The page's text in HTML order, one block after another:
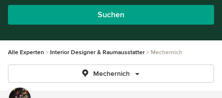
Suchen
Alle Experten Interior Designer & Raumausstatter Mechernich
Mechernich